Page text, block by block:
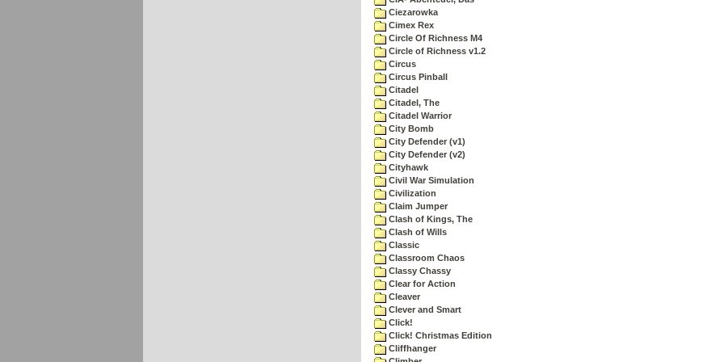
Ciezarowka
Cimex Rex
Circle Of Richness M4
Circle of Richness v1.2
Circus
Circus Pinball
Citadel
Citadel, The
Citadel Warrior
City Bomb
City Defender (v1)
City Defender (v2)
Cityhawk
Civil War Simulation
Civilization
Claim Jumper
Clash of Kings, The
Clash of Wills
Classic
Classroom Chaos
Classy Chassy
Clear for Action
Cleaver
Clever and Smart
Click!
Click! Christmas Edition
Cliffhanger